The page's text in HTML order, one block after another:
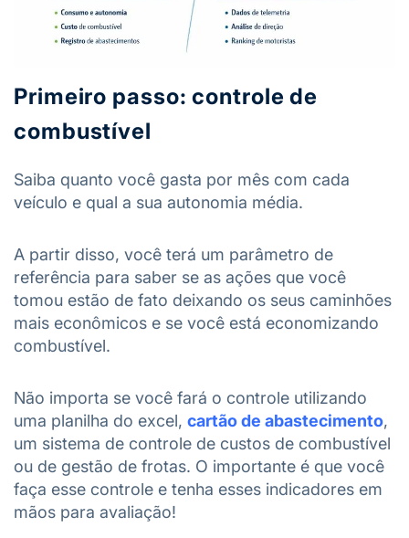
Primeiro passo: controle de
combustível
Saiba quanto você gasta por mês com cada
veículo e qual a sua autonomia média.
A partir disso, você terá um parâmetro de
referência para saber se as ações que você
tomou estão de fato deixando os seus caminhões
mais econômicos e se você está economizando
combustível.
Não importa se você fará o controle utilizando
uma planilha do excel, cartão de abastecimento,
um sistema de controle de custos de combustível
ou de gestão de frotas. O importante é que você
faça esse controle e tenha esses indicadores em
mãos para avaliação!